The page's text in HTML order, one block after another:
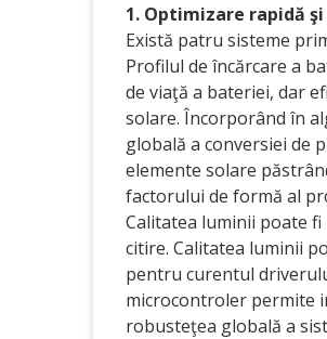
1. Optimizare rapidă
Există patru sisteme
Profilul de încărcare a
de viaţă a bateriei, dar
solare. Încorporând în
globală a conversiei de
elemente solare
factorului de formă al
Calitatea luminii poate
citire. Calitatea luminii
pentru curentul
microcontroler permite
robusteţea globală a